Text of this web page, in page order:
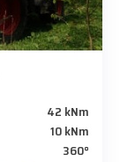
42 kNm
10 kNm
360°